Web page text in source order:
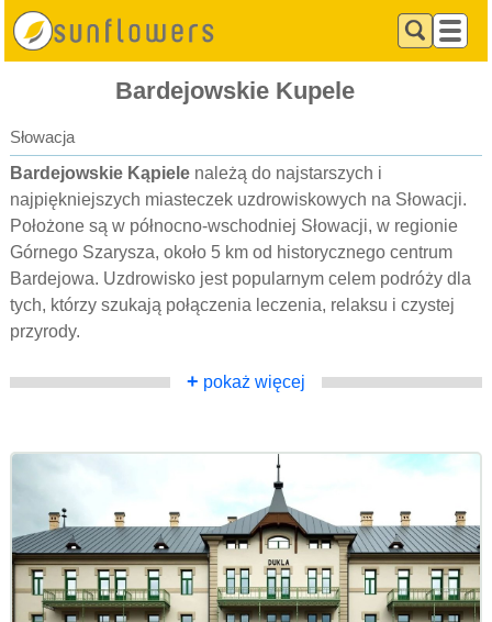
Bardejowskie Kupele
Słowacja
Bardejowskie Kąpiele należą do najstarszych i
najpiękniejszych miasteczek uzdrowiskowych na Słowacji.
Położone są w północno-wschodniej Słowacji, w regionie
Górnego Szarysza, około 5 km od historycznego centrum
Bardejowa. Uzdrowisko jest popularnym celem podróży dla
tych, którzy szukają połączenia leczenia, relaksu i czystej
przyrody.
+ pokaż więcej